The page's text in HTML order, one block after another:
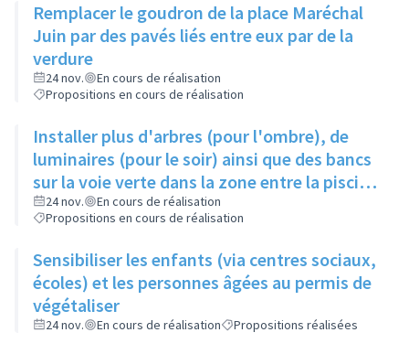
Remplacer le goudron de la place Maréchal
Juin par des pavés liés entre eux par de la
verdure
24 nov.
En cours de réalisation
Propositions en cours de réalisation
Installer plus d'arbres (pour l'ombre), de
luminaires (pour le soir) ainsi que des bancs
sur la voie verte dans la zone entre la piscine
et la rue de l'Industrie
24 nov.
En cours de réalisation
Propositions en cours de réalisation
Sensibiliser les enfants (via centres sociaux,
écoles) et les personnes âgées au permis de
végétaliser
24 nov. En cours de réalisation Propositions réalisées